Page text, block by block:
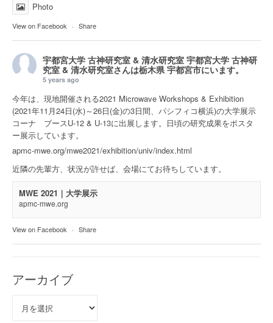
Photo
View on Facebook · Share
宇都宮大学 古神研究室 & 清水研究室 宇都宮大学 古神研
究室 & 清水研究室さんは栃木県 宇都宮市にいます。
5 years ago
今年は、現地開催される2021 Microwave Workshops & Exhibition
(2021年11月24日(水)～26日(金)の3日間、パシフィコ横浜)の大学展示
コーナ ブースU-12 & U-13に出展します。日頃の研究成果をポスタ
ー展示しています。
apmc-mwe.org/mwe2021/exhibition/univ/index.html
近隣の先輩方、状況が許せば、会場にてお待ちしています。
MWE 2021｜大学展示
apmc-mwe.org
View on Facebook · Share
アーカイブ